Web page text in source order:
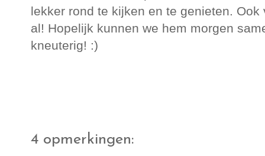
lekker rond te kijken en te genieten.
al! Hopelijk kunnen we hem morgen
kneuterig! :)
4 opmerkingen: